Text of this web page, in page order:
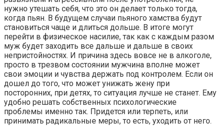
нужно утешать себя, что это он делает только тогда,
когда пьян. В будущем случаи пьяного хамства будут
становиться чаще и длиться дольше. В итоге могут
перейти в физическое насилие, так как с каждым разом
муж будет заходить все дальше и дальше в своих
непристойностях. И причина здесь вовсе не в алкоголе,
просто в трезвом состоянии мужчина вполне может
свои эмоции и чувства держать под контролем. Если он
дошел до того, что может унижать жену при
посторонних, при детях, то ситуация лучше не станет. Ему
удобно решать собственных психологические
проблемы именно так. Придется или терпеть, или
принимать радикальные меры, то есть, уходить от него.